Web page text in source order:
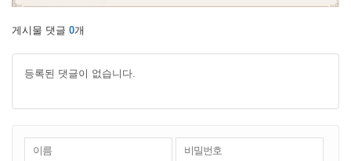
게시물 댓글 0개
등록된 댓글이 없습니다.